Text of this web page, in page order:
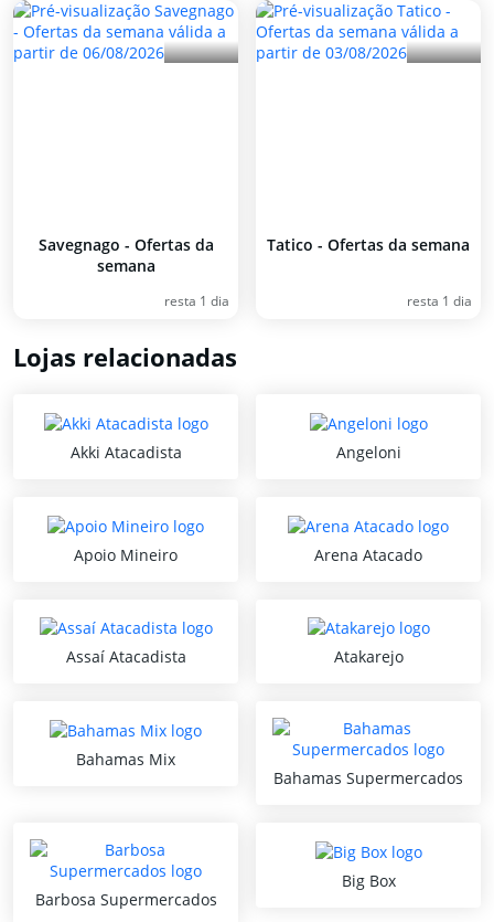
Savegnago - Ofertas da
semana
resta 1 dia
Tatico - Ofertas da semana
resta 1 dia
Lojas relacionadas
Akki Atacadista Angeloni
Apoio Mineiro Arena Atacado
Assaí Atacadista Atakarejo
Bahamas Mix
Bahamas Supermercados
Barbosa Supermercados
Big Box